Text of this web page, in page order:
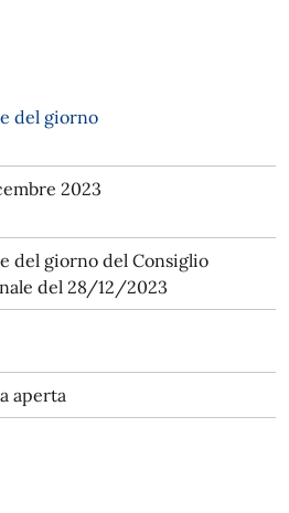
del giorno
2023
del giorno del Consiglio
del 28/12/2023
aperta